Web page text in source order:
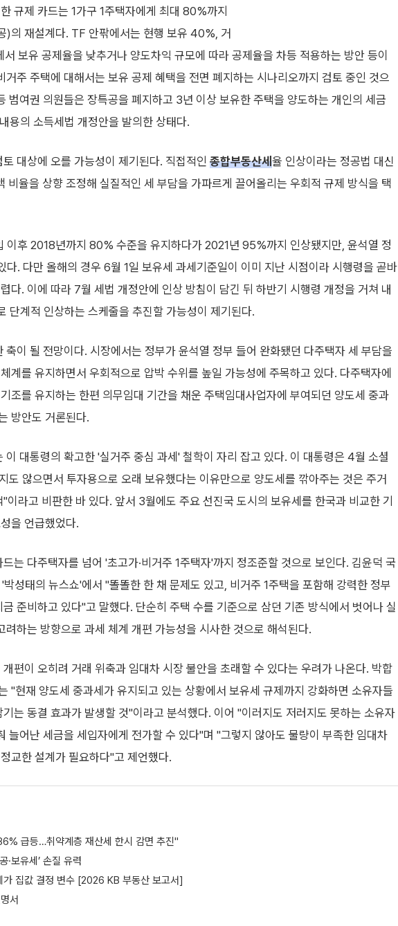
규제 카드는 1가구 1주택자에게 최대 80%까지
)의 재설계다. TF 안팎에서는 현행 보유 40%, 거
보유 공제율을 낮추거나 양도차익 규모에 따라 공제율을 차등 적용하는 방안 등이
거주 주택에 대해서는 보유 공제 혜택을 전면 폐지하는 시나리오까지 검토 중인 것으
범여권 의원들은 장특공을 폐지하고 3년 이상 보유한 주택을 양도하는 개인의 세금
용의 소득세법 개정안을 발의한 상태다.
대상에 오를 가능성이 제기된다. 직접적인 종합부동산세율 인상이라는 정공법 대신
비율을 상향 조정해 실질적인 세 부담을 가파르게 끌어올리는 우회적 규제 방식을 택
이후 2018년까지 80% 수준을 유지하다가 2021년 95%까지 인상됐지만, 윤석열 정
. 다만 올해의 경우 6월 1일 보유세 과세기준일이 이미 지난 시점이라 시행령을 곧바
다. 이에 따라 7월 세법 개정안에 인상 방침이 담긴 뒤 하반기 시행령 개정을 거쳐 내
계적 인상하는 스케줄을 추진할 가능성이 제기된다.
축이 될 전망이다. 시장에서는 정부가 윤석열 정부 들어 완화됐던 다주택자 세 부담을
계를 유지하면서 우회적으로 압박 수위를 높일 가능성에 주목하고 있다. 다주택자에
조를 유지하는 한편 의무임대 기간을 채운 주택임대사업자에 부여되던 양도세 중과
방안도 거론된다.
이 대통령의 확고한 '실거주 중심 과세' 철학이 자리 잡고 있다. 이 대통령은 4월 소셜
도 않으면서 투자용으로 오래 보유했다는 이유만으로 양도세를 깎아주는 것은 주거
이라고 비판한 바 있다. 앞서 3월에도 주요 선진국 도시의 보유세를 한국과 비교한 기
을 언급했었다.
는 다주택자를 넘어 '초고가·비거주 1주택자'까지 정조준할 것으로 보인다. 김윤덕 국
성태의 뉴스쇼'에서 "똘똘한 한 채 문제도 있고, 비거주 1주택을 포함해 강력한 정부
준비하고 있다"고 말했다. 단순히 주택 수를 기준으로 삼던 기존 방식에서 벗어나 실
하는 방향으로 과세 체계 개편 가능성을 시사한 것으로 해석된다.
편이 오히려 거래 위축과 임대차 시장 불안을 초래할 수 있다는 우려가 나온다. 박합
"현재 양도세 중과세가 유지되고 있는 상황에서 보유세 규제까지 강화하면 소유자들
는 동결 효과가 발생할 것"이라고 분석했다. 이어 "이러지도 저러지도 못하는 소유자
늘어난 세금을 세입자에게 전가할 수 있다"며 "그렇지 않아도 물량이 부족한 임대차
교한 설계가 필요하다"고 제언했다.
급등…취약계층 재산세 한시 감면 추진"
·보유세’ 손질 유력
가 집값 결정 변수 [2026 KB 부동산 보고서]
서